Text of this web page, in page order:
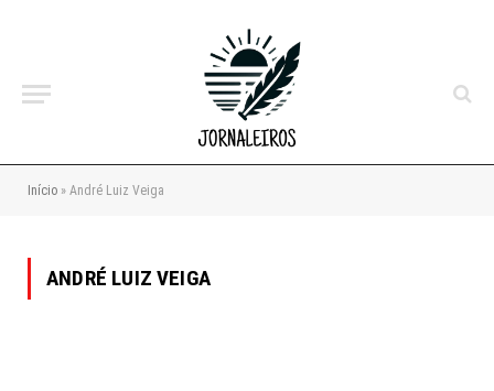
Início » André Luiz Veiga
ANDRÉ LUIZ VEIGA